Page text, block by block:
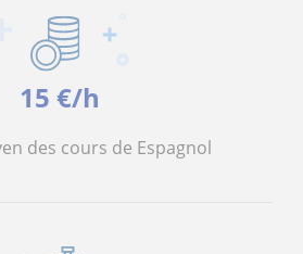
15 €/h
des cours de Espagnol